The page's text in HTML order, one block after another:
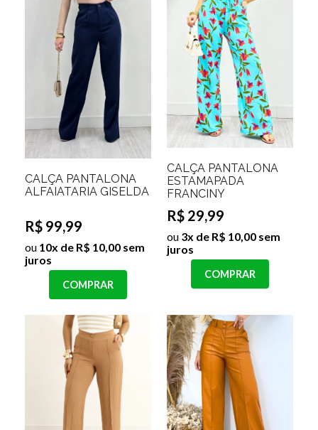
CALÇA PANTALONA
ALFAIATARIA GISELDA
R$ 99,99
ou 10x de R$ 10,00 sem
juros
COMPRAR
CALÇA PANTALONA
ESTAMAPADA
FRANCINY
R$ 29,99
ou 3x de R$ 10,00 sem
juros
COMPRAR